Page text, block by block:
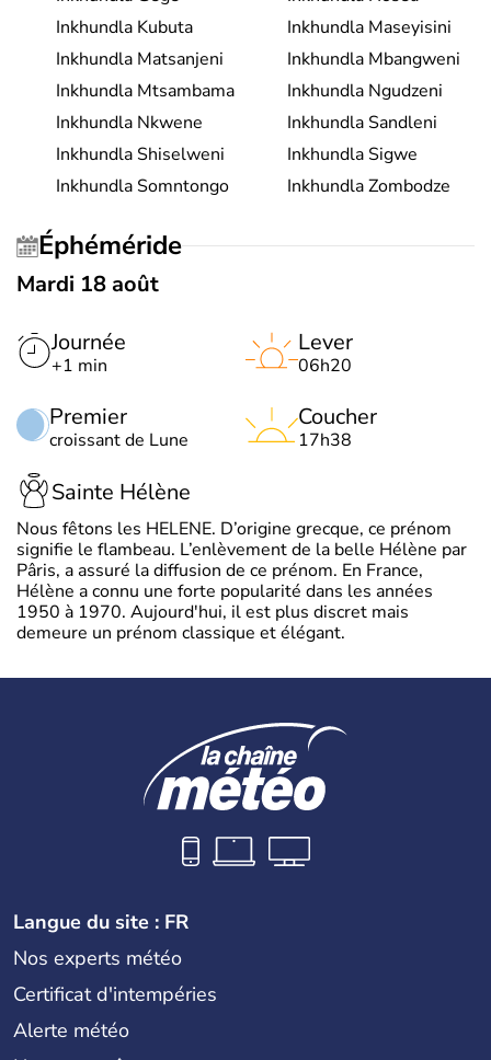
Inkhundla Kubuta
Inkhundla Maseyisini
Inkhundla Matsanjeni
Inkhundla Mbangweni
Inkhundla Mtsambama
Inkhundla Ngudzeni
Inkhundla Nkwene
Inkhundla Sandleni
Inkhundla Shiselweni
Inkhundla Sigwe
Inkhundla Somntongo
Inkhundla Zombodze
Éphéméride
Mardi 18 août
Journée
+1 min
Premier
croissant de Lune
Lever
06h20
Coucher
17h38
Sainte Hélène
Nous fêtons les HELENE. D’origine grecque, ce prénom
signifie le flambeau. L’enlèvement de la belle Hélène par
Pâris, a assuré la diffusion de ce prénom. En France,
Hélène a connu une forte popularité dans les années
1950 à 1970. Aujourd'hui, il est plus discret mais
demeure un prénom classique et élégant.
Langue du site : FR
Nos experts météo
Certificat d'intempéries
Alerte météo